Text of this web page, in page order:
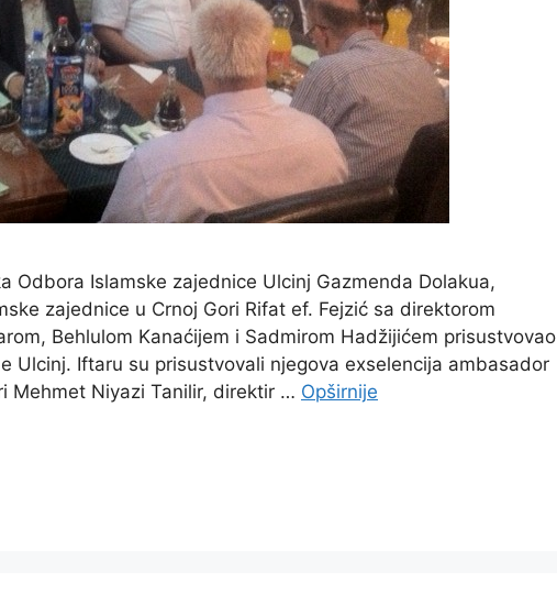
Odbora Islamske zajednice Ulcinj Gazmenda Dolakua,
zajednice u Crnoj Gori Rifat ef. Fejzić sa direktorom
Behlulom Kanaćijem i Sadmirom Hadžijićem prisustvovao
Ulcinj. Iftaru su prisustvovali njegova exselencija ambasador
Mehmet Niyazi Tanilir, direktir … Opširnije